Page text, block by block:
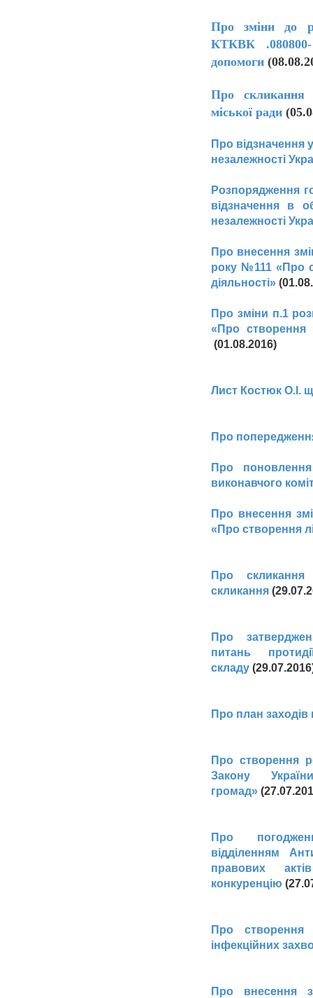
Про зміни до
КТКВК
допомоги
Про скликання
міської ради
Про відзначення
незалежності
Розпорядження
відзначення в
незалежності
Про внесення
року №111 «Про
діяльності»
Про зміни п.1
«Про створення
(01.08.2016)
Лист Костюк О.І.
Про
Про
виконавчого
Про внесення
«Про створення
Про скликання
скликання
Про
питань
складу
Про план заходів
Про створення
Закону
громад»
Про
відділенням
правових
конкуренцію
Про створення
інфекційних
Про внесення